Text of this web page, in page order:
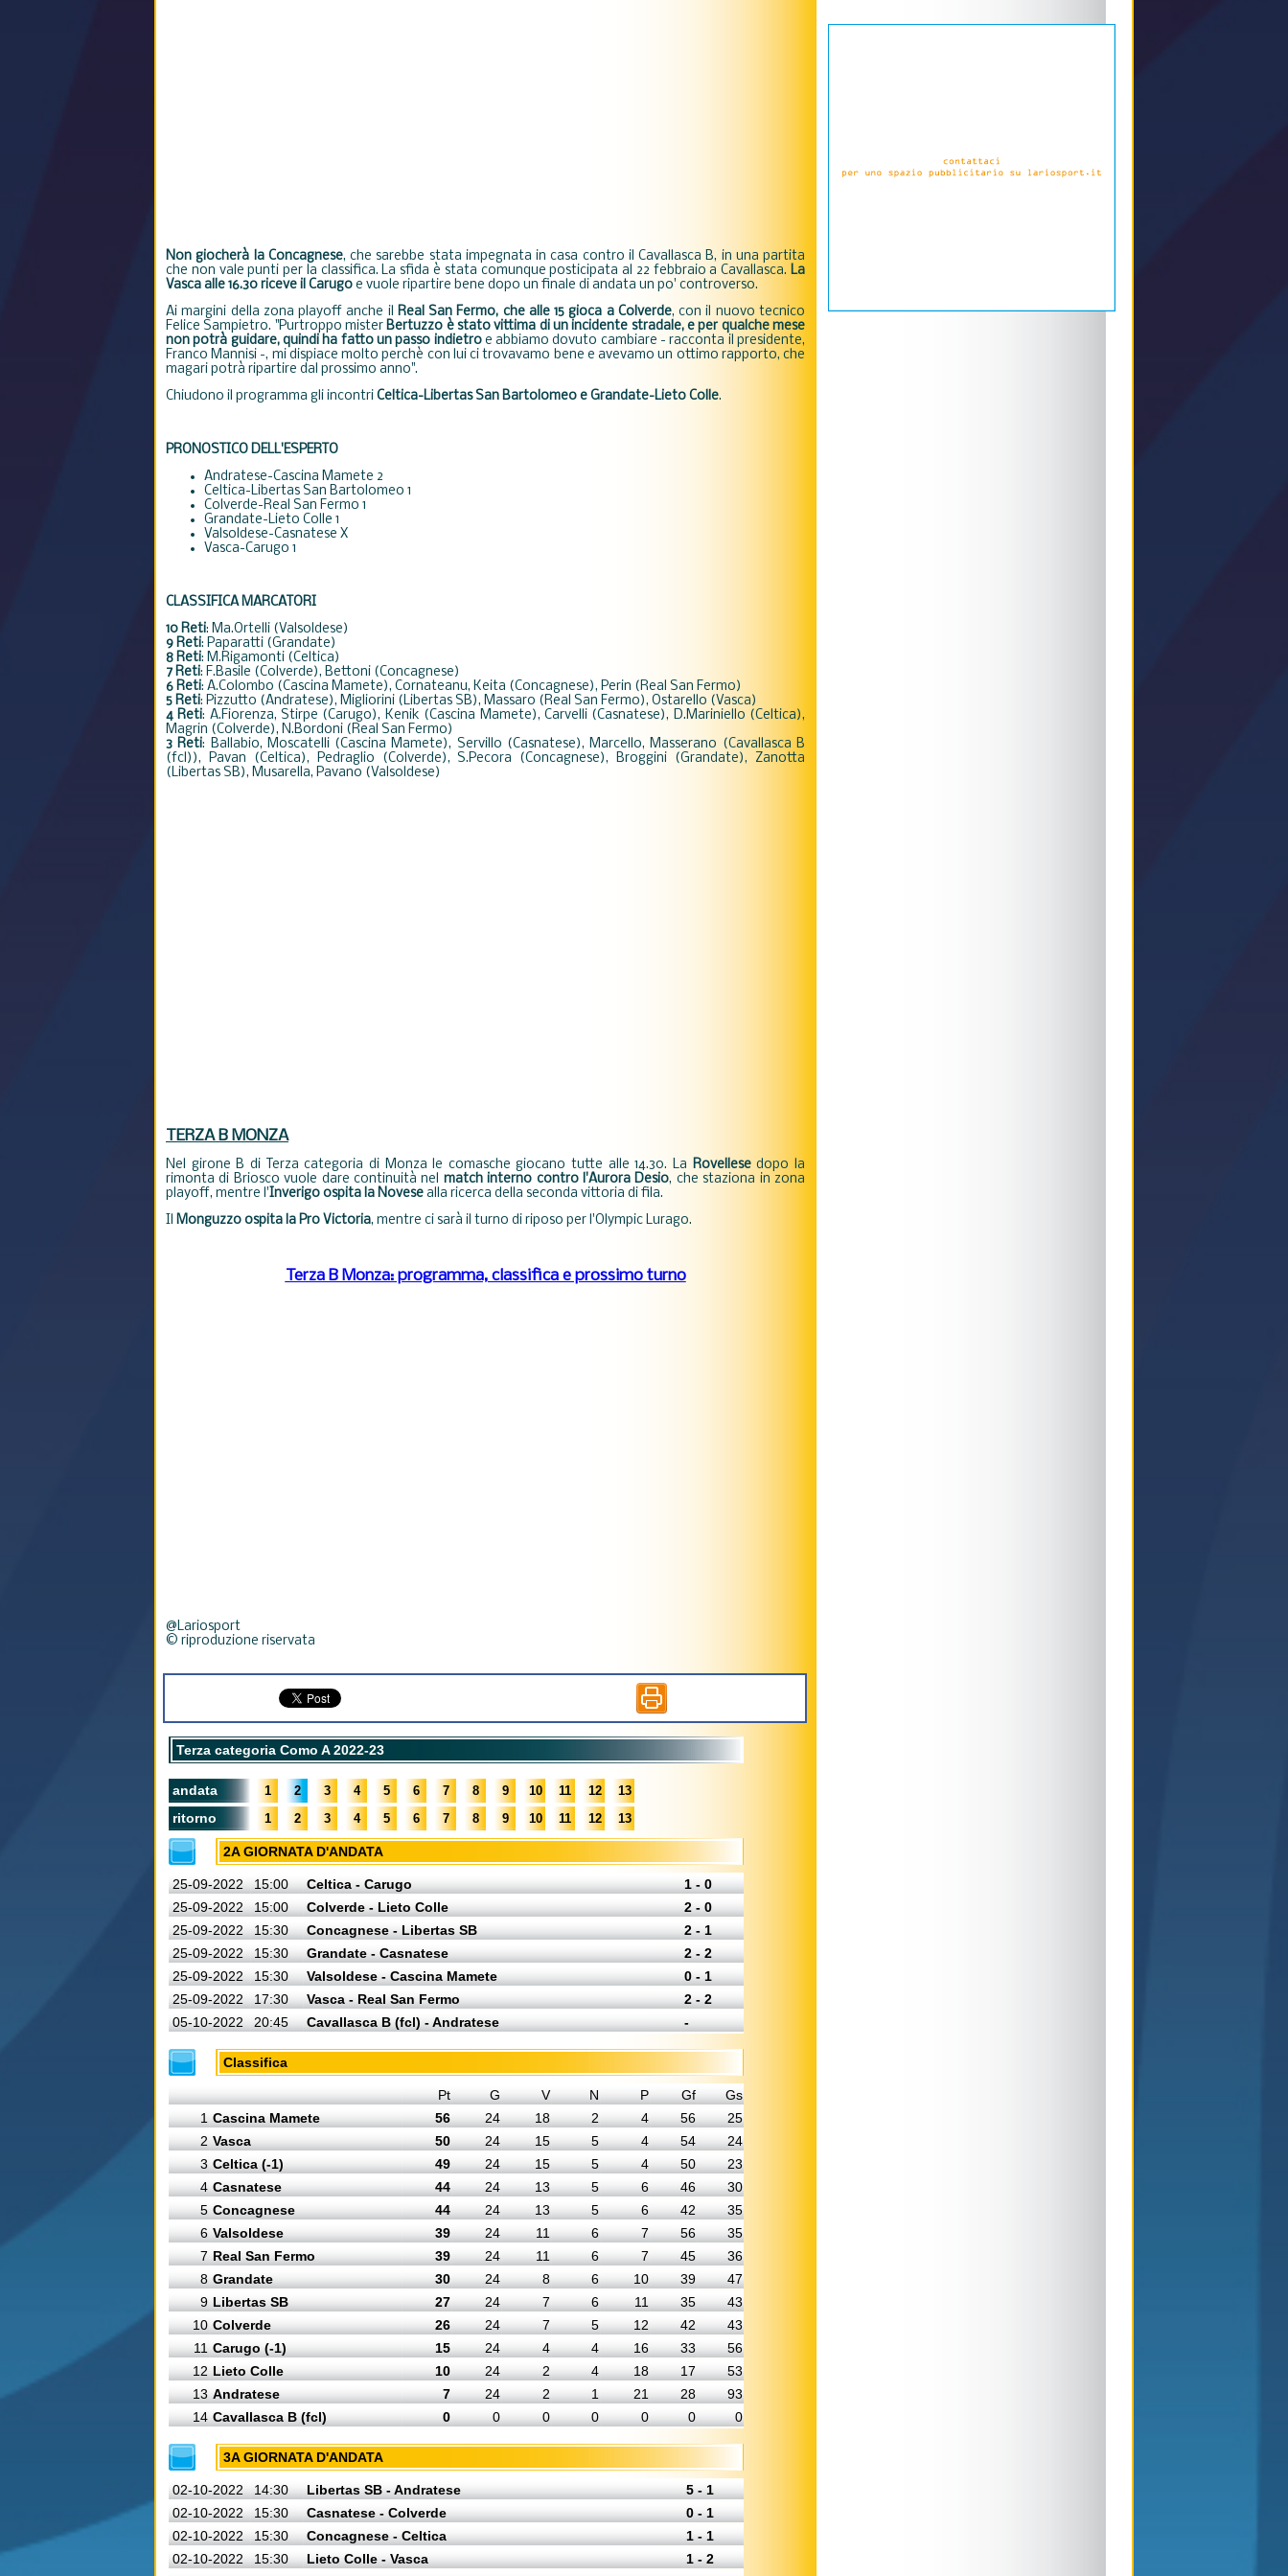
Non giocherà la Concagnese, che sarebbe stata impegnata in casa contro il Cavallasca B, in una partita
che non vale punti per la classifica. La sfida è stata comunque posticipata al 22 febbraio a Cavallasca. La
Vasca alle 16.30 riceve il Carugo e vuole ripartire bene dopo un finale di andata un po' controverso.
Ai margini della zona playoff anche il Real San Fermo, che alle 15 gioca a Colverde, con il nuovo tecnico
Felice Sampietro. "Purtroppo misterBertuzzo è stato vittima di un incidente stradale, e per qualche mese
non potrà guidare, quindi ha fatto un passo indietroe abbiamo dovuto cambiare - racconta il presidente,
Franco Mannisi -, mi dispiace molto perchè con lui ci trovavamo bene e avevamo un ottimo rapporto, che
magari potrà ripartire dal prossimo anno".
Chiudono il programma gli incontri Celtica-Libertas San Bartolomeo e Grandate-Lieto Colle.
PRONOSTICO DELL'ESPERTO
Andratese-Cascina Mamete 2
Celtica-Libertas San Bartolomeo 1
Colverde-Real San Fermo 1
Grandate-Lieto Colle 1
Valsoldese-Casnatese X
Vasca-Carugo 1
CLASSIFICA MARCATORI
10 Reti: Ma.Ortelli (Valsoldese)
9 Reti: Paparatti (Grandate)
8 Reti: M.Rigamonti (Celtica)
7 Reti: F.Basile (Colverde), Bettoni (Concagnese)
6 Reti: A.Colombo (Cascina Mamete), Cornateanu, Keita (Concagnese), Perin (Real San Fermo)
5 Reti: Pizzutto (Andratese), Migliorini (Libertas SB), Massaro (Real San Fermo), Ostarello (Vasca)
4 Reti: A.Fiorenza, Stirpe (Carugo), Kenik (Cascina Mamete), Carvelli (Casnatese), D.Mariniello (Celtica),
Magrin (Colverde), N.Bordoni (Real San Fermo)
3 Reti: Ballabio, Moscatelli (Cascina Mamete), Servillo (Casnatese), Marcello, Masserano (Cavallasca B
(fcl)), Pavan (Celtica), Pedraglio (Colverde), S.Pecora (Concagnese), Broggini (Grandate), Zanotta
(Libertas SB), Musarella, Pavano (Valsoldese)
TERZA B MONZA
Nel girone B di Terza categoria di Monza le comasche giocano tutte alle 14.30. La Rovellesedopo la
rimonta di Briosco vuole dare continuità nel match interno contro l'Aurora Desio, che staziona in zona
playoff, mentre l'Inverigo ospita la Novese alla ricerca della seconda vittoria di fila.
Il Monguzzo ospita la Pro Victoria, mentre ci sarà il turno di riposo per l'Olympic Lurago.
Terza B Monza: programma, classifica e prossimo turno
@Lariosport
© riproduzione riservata
Terza categoria Como A 2022-23
andata 1 2 3 4 5 6 7 8 9 10 11 12 13
ritorno 1 2 3 4 5 6 7 8 9 10 11 12 13
2A GIORNATA D'ANDATA
25-09-2022 15:00 Celtica - Carugo
1 - 0
25-09-2022
15:00 Colverde - Lieto Colle
2 - 0
25-09-2022
15:30 Concagnese - Libertas SB
2 - 1
25-09-2022
15:30 Grandate - Casnatese
2 - 2
25-09-2022
15:30 Valsoldese - Cascina Mamete
0 - 1
25-09-2022
17:30 Vasca - Real San Fermo
2 - 2
05-10-2022
20:45 Cavallasca B (fcl) - Andratese -
Classifica
Pt G V N P Gf
Gs
1 Cascina Mamete 56 24 18 2 4 56
25
2 Vasca 50 24 15 5 4 54
24
3 Celtica (-1) 49 24 15 5 4 50
23
4 Casnatese 44 24 13 5 6 46
30
5 Concagnese 44 24 13 5 6 42
35
6 Valsoldese 39 24 11 6 7 56
35
7 Real San Fermo 39 24 11 6 7 45
36
8 Grandate 30 24 8 6 10 39
47
9 Libertas SB 27 24 7 6 11 35
43
10 Colverde 26 24 7 5 12 42
43
11 Carugo (-1) 15 24 4 4 16 33
56
12 Lieto Colle 10 24 2 4 18 17
53
13 Andratese 7 24 2 1 21 28
93
14 Cavallasca B (fcl) 0 0 0 0 0 0 0
3A GIORNATA D'ANDATA
02-10-2022 14:30 Libertas SB - Andratese
5 - 1
02-10-2022
15:30 Casnatese - Colverde
0 - 1
02-10-2022
15:30 Concagnese - Celtica
1 - 1
02-10-2022
15:30 Lieto Colle - Vasca
1 - 2